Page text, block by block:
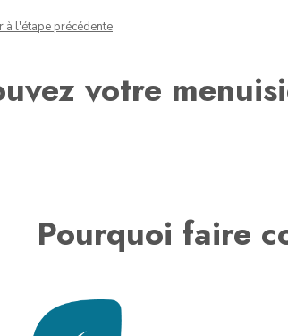
à l'étape précédente
votre
Pourquoi faire